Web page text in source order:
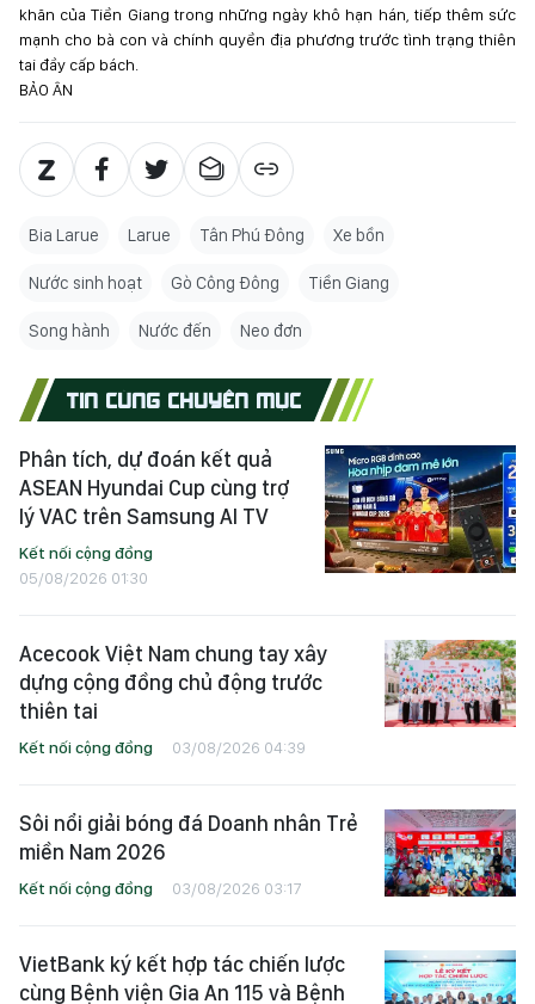
khăn của Tiền Giang trong những ngày khô hạn hán, tiếp thêm sức
mạnh cho bà con và chính quyền địa phương trước tình trạng thiên
tai đầy cấp bách.
BẢO ÂN
Bia Larue Larue Tân Phú Đông Xe bồn
Nước sinh hoạt Gò Công Đông Tiền Giang
Song hành Nước đến Neo đơn
TIN CÙNG CHUYÊN MỤC
Phân tích, dự đoán kết quả
ASEAN Hyundai Cup cùng trợ
lý VAC trên Samsung AI TV
Kết nối cộng đồng
05/08/2026 01:30
Acecook Việt Nam chung tay xây
dựng cộng đồng chủ động trước
thiên tai
Kết nối cộng đồng 03/08/2026 04:39
Sôi nổi giải bóng đá Doanh nhân Trẻ
miền Nam 2026
Kết nối cộng đồng 03/08/2026 03:17
VietBank ký kết hợp tác chiến lược
cùng Bệnh viện Gia An 115 và Bệnh